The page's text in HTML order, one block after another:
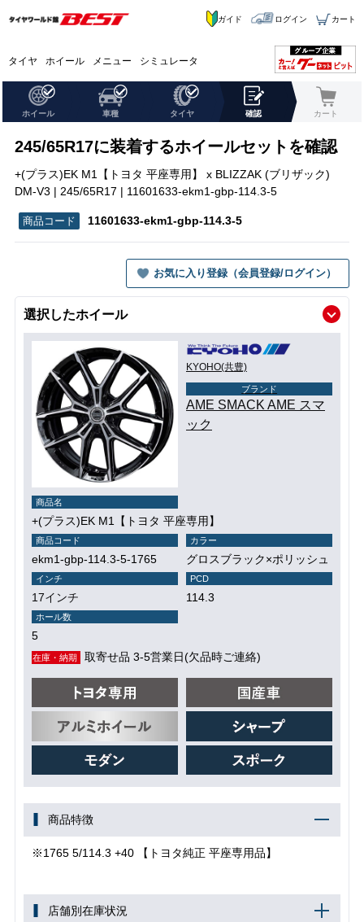
タイヤ ホイール メニュー シミュレータ
ガイド ログイン カート
ホイール 車種 タイヤ 確認 カート
245/65R17に装着するホイールセットを確認
+(プラス)EK M1【トヨタ 平座専用】 x BLIZZAK (ブリザック)
DM-V3 | 245/65R17 | 11601633-ekm1-gbp-114.3-5
11601633-ekm1-gbp-114.3-5
お気に入り登録（会員登録/ログイン）
選択したホイール
KYOHO(共豊)
ブランド
AME SMACK AME スマ
ック
商品名
+(プラス)EK M1【トヨタ 平座専用】
商品コード
ekm1-gbp-114.3-5-1765
カラー
グロスブラック×ポリッシュ
インチ
17インチ
PCD
114.3
ホール数
5
在庫・納期 取寄せ品 3-5営業日(欠品時ご連絡)
商品特徴
※1765 5/114.3 +40 【トヨタ純正 平座専用品】
店舗別在庫状況